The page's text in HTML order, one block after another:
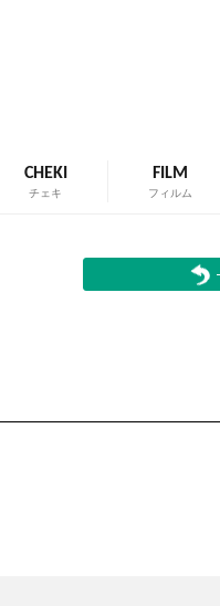
CHEKI
チェキ
FILM
フィルム